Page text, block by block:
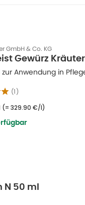
GmbH & Co. KG
Gewürz Kräuter
zur Anwendung in
(1)
(= 329.90 €/l)
N 50 ml